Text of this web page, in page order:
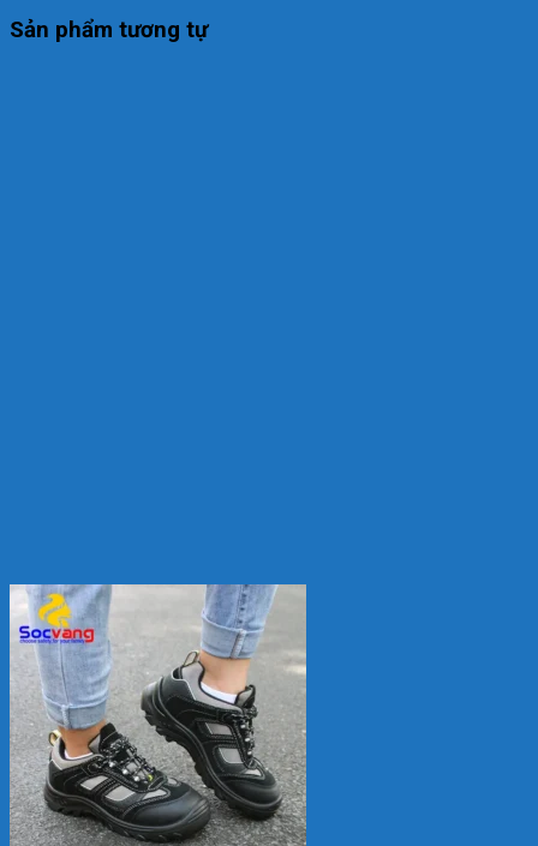
Sản phẩm tương tự